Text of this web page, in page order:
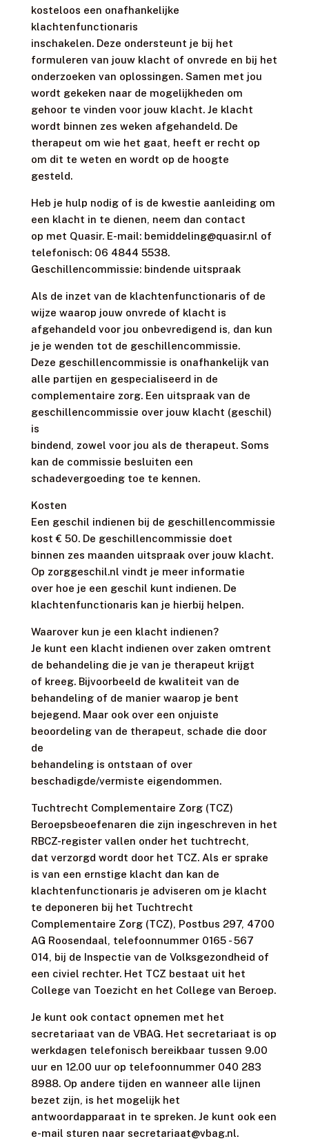
kosteloos een onafhankelijke
klachtenfunctionaris
inschakelen. Deze ondersteunt je bij het
formuleren van jouw klacht of onvrede en bij het
onderzoeken van oplossingen. Samen met jou
wordt gekeken naar de mogelijkheden om
gehoor te vinden voor jouw klacht. Je klacht
wordt binnen zes weken afgehandeld. De
therapeut om wie het gaat, heeft er recht op
om dit te weten en wordt op de hoogte
gesteld.
Heb je hulp nodig of is de kwestie aanleiding om
een klacht in te dienen, neem dan contact
op met Quasir. E-mail: bemiddeling@quasir.nl of
telefonisch: 06 4844 5538.
Geschillencommissie: bindende uitspraak
Als de inzet van de klachtenfunctionaris of de
wijze waarop jouw onvrede of klacht is
afgehandeld voor jou onbevredigend is, dan kun
je je wenden tot de geschillencommissie.
Deze geschillencommissie is onafhankelijk van
alle partijen en gespecialiseerd in de
complementaire zorg. Een uitspraak van de
geschillencommissie over jouw klacht (geschil)
is
bindend, zowel voor jou als de therapeut. Soms
kan de commissie besluiten een
schadevergoeding toe te kennen.
Kosten
Een geschil indienen bij de geschillencommissie
kost € 50. De geschillencommissie doet
binnen zes maanden uitspraak over jouw klacht.
Op zorggeschil.nl vindt je meer informatie
over hoe je een geschil kunt indienen. De
klachtenfunctionaris kan je hierbij helpen.
Waarover kun je een klacht indienen?
Je kunt een klacht indienen over zaken omtrent
de behandeling die je van je therapeut krijgt
of kreeg. Bijvoorbeeld de kwaliteit van de
behandeling of de manier waarop je bent
bejegend. Maar ook over een onjuiste
beoordeling van de therapeut, schade die door
de
behandeling is ontstaan of over
beschadigde/vermiste eigendommen.
Tuchtrecht Complementaire Zorg (TCZ)
Beroepsbeoefenaren die zijn ingeschreven in het
RBCZ-register vallen onder het tuchtrecht,
dat verzorgd wordt door het TCZ. Als er sprake
is van een ernstige klacht dan kan de
klachtenfunctionaris je adviseren om je klacht
te deponeren bij het Tuchtrecht
Complementaire Zorg (TCZ), Postbus 297, 4700
AG Roosendaal, telefoonnummer 0165 - 567
014, bij de Inspectie van de Volksgezondheid of
een civiel rechter. Het TCZ bestaat uit het
College van Toezicht en het College van Beroep.
Je kunt ook contact opnemen met het
secretariaat van de VBAG. Het secretariaat is op
werkdagen telefonisch bereikbaar tussen 9.00
uur en 12.00 uur op telefoonnummer 040 283
8988. Op andere tijden en wanneer alle lijnen
bezet zijn, is het mogelijk het
antwoordapparaat in te spreken. Je kunt ook een
e-mail sturen naar secretariaat@vbag.nl.